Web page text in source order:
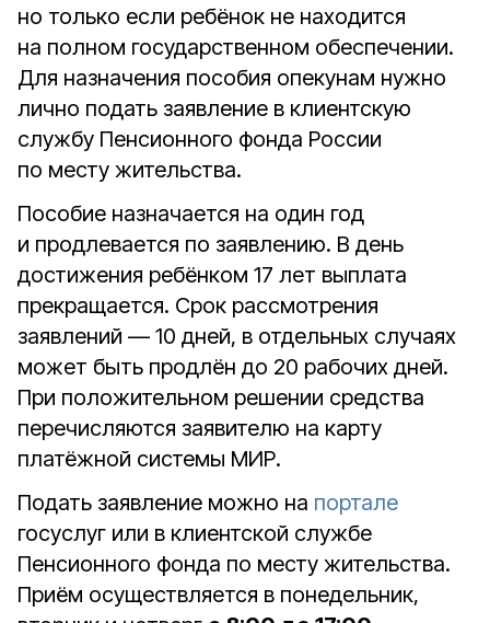
но только если ребёнок не находится
на полном государственном обеспечении.
Для назначения пособия опекунам нужно
лично подать заявление в клиентскую
службу Пенсионного фонда России
по месту жительства.
Пособие назначается на один год
и продлевается по заявлению. В день
достижения ребёнком 17 лет выплата
прекращается. Срок рассмотрения
заявлений — 10 дней, в отдельных случаях
может быть продлён до 20 рабочих дней.
При положительном решении средства
перечисляются заявителю на карту
платёжной системы МИР.
Подать заявление можно на портале
госуслуг или в клиентской службе
Пенсионного фонда по месту жительства.
Приём осуществляется в понедельник,